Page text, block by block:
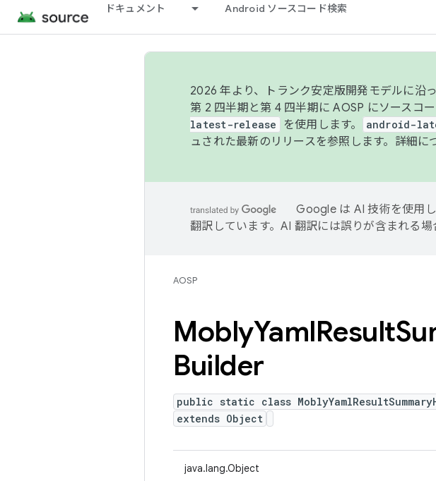
ドキュメント Android ソースコード検索
2026 年より、トランク安定版開発モデルに沿
第 2 四半期と第 4 四半期に AOSP にソースコ
latest-release
を使用します。 android-
ュされた最新のリリースを参照します。詳細に
Google は AI 技術を使用
翻訳しています。AI 翻訳には誤りが含まれる場
AOSP
MoblyYamlResult
Builder
public static class
extends Object
java.lang.Object